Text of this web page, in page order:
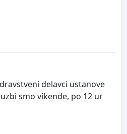
delavci ustanove
smo vikende, po 12 ur